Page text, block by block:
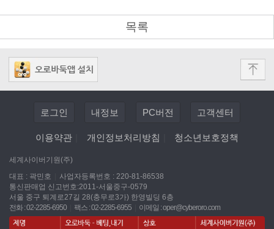
목록
로그인 내정보 PC버전 고객센터
이용약관 개인정보처리방침 청소년보호정책
세계사이버기원(주)
대표 : 곽민호
사업자등록번호 : 220-81-86538
통신판매업 신고번호:2011-서울중구-0579
서울 중구 퇴계로27길 28(충무로3가) 한영빌딩 6층
전화 : 02-2285-6950
팩스 : 02-2285-6955 이메일 :oper@cyberoro.com